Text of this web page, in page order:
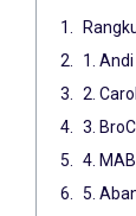
1.
2.
3.
4. MAB
5.